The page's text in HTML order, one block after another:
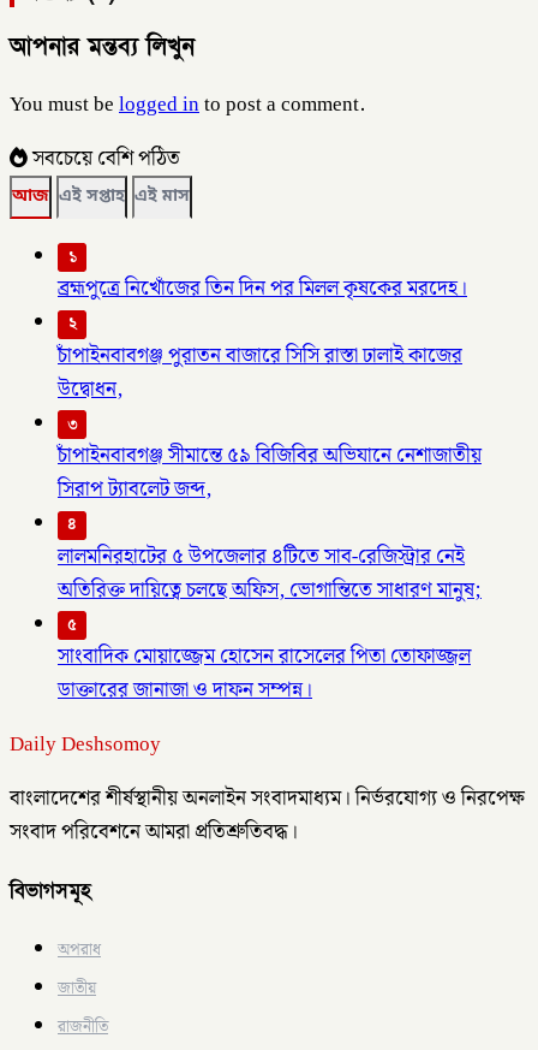
আপনার মন্তব্য লিখুন
You must belogged into post a comment.
সবচেয়ে বেশি পঠিত
আজ এই সপ্তাহ এই মাস
১
ব্রহ্মপুত্রে নিখোঁজের তিন দিন পর মিলল কৃষকের মরদেহ।
২
চাঁপাইনবাবগঞ্জ পুরাতন বাজারে সিসি রাস্তা ঢালাই কাজের
উদ্বোধন,
৩
চাঁপাইনবাবগঞ্জ সীমান্তে ৫৯ বিজিবির অভিযানে নেশাজাতীয়
সিরাপ ট্যাবলেট জব্দ,
৪
লালমনিরহাটের ৫ উপজেলার ৪টিতে সাব-রেজিস্ট্রার নেই
অতিরিক্ত দায়িত্বে চলছে অফিস, ভোগান্তিতে সাধারণ মানুষ;
৫
সাংবাদিক মোয়াজ্জেম হোসেন রাসেলের পিতা তোফাজ্জল
ডাক্তারের জানাজা ও দাফন সম্পন্ন।
Daily Deshsomoy
বাংলাদেশের শীর্ষস্থানীয় অনলাইন সংবাদমাধ্যম। নির্ভরযোগ্য ও নিরপেক্ষ
সংবাদ পরিবেশনে আমরা প্রতিশ্রুতিবদ্ধ।
বিভাগসমূহ
অপরাধ
জাতীয়
রাজনীতি